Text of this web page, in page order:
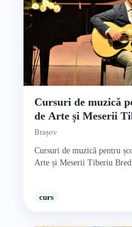
Cursuri de muzică
de Arte și Meserii
Brașov
Cursuri de muzică pentru
Arte și Meserii Tiberiu
curs